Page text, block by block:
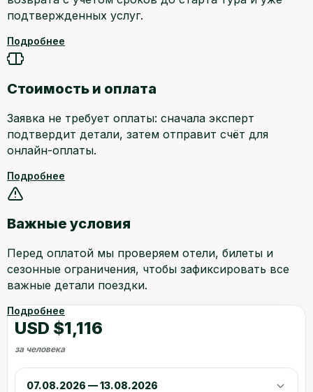
подтвержденных услуг.
Подробнее
Стоимость и оплата
Заявка не требует оплаты: сначала эксперт
подтвердит детали, затем отправит счёт для
онлайн-оплаты.
Подробнее
Важные условия
Перед оплатой мы проверяем отели, билеты и
сезонные ограничения, чтобы зафиксировать все
важные детали поездки.
Подробнее
USD $1,116
за человека
07.08.2026 — 13.08.2026